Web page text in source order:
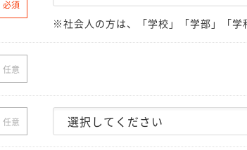
必須
※社会人の方は、「学校」「学部」「学
任意
任意